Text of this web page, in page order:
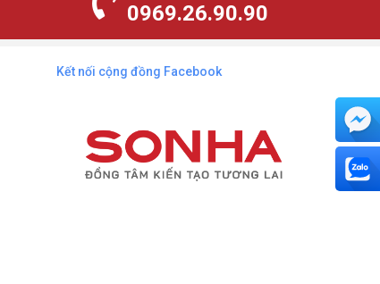
0969.26.90.90
Kết nối cộng đồng Facebook